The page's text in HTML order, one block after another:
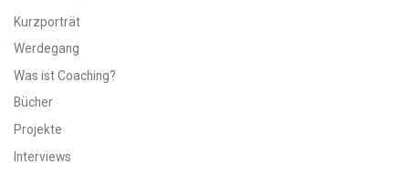
Kurzporträt
Werdegang
Was ist Coaching?
Bücher
Projekte
Interviews